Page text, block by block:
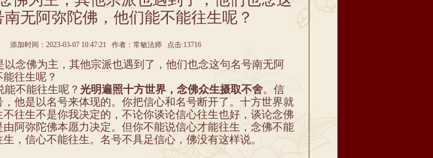
南无阿弥陀佛，他们能不能往生呢？
添加时间：2023-03-07 10:47:21 作者：常敏法师 点击:13716
念佛为主，其他宗派也遇到了，他们也念这句名号南无阿
往生呢？
不能往生呢？ 光明遍照十方世界，念佛众生摄取不舍。信
他是以名号来体现的。你把信心和名号断开了。十方世界就
往生不是你我决定的，不论你谈论信心往生也好，谈论念佛
阿弥陀佛本愿力决定。但你不能说信心才能往生，念佛不能
，信心不能往生。名号不具足信心，佛没有这样说。